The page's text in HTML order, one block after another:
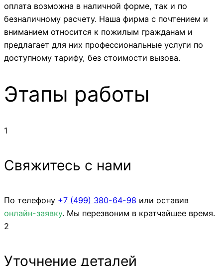
оплата возможна в наличной форме, так и по
безналичному расчету. Наша фирма с почтением и
вниманием относится к пожилым гражданам и
предлагает для них профессиональные услуги по
доступному тарифу, без стоимости вызова.
Этапы работы
1
Свяжитесь с нами
По телефону +7 (499) 380-64-98 или оставив
онлайн-заявку. Мы перезвоним в кратчайшее время.
2
Уточнение деталей